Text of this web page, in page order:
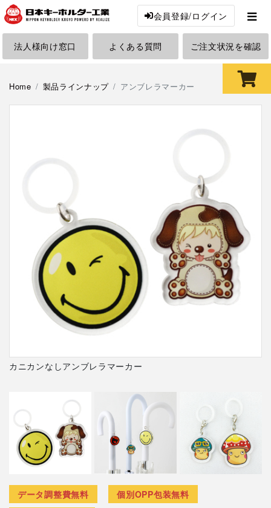
会員登録/ログイン
法人様向け窓口 よくある質問 ご注文状況を確認
Home 製品ラインナップ アンブレラマーカー
データ調整費無料
個別OPP包装無料
カニカンなしアンブレラマーカー